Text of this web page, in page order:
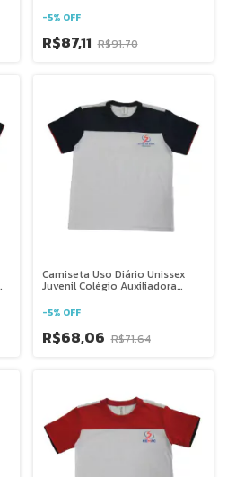
-5% OFF
R$87,11 R$91,70
Camiseta Uso Diário Unissex
Juvenil Colégio Auxiliadora
-5% OFF
R$68,06 R$71,64